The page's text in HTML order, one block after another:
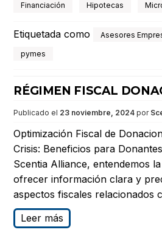
Financiación Hipotecas
Etiquetada como Asesores
pymes
RÉGIMEN FISCAL
Publicado el 23 noviembre, 2024 por
Optimización Fiscal de
Crisis: Beneficios para
Scentia Alliance, entendemos
ofrecer información clara y
aspectos fiscales relacionados
Leer más